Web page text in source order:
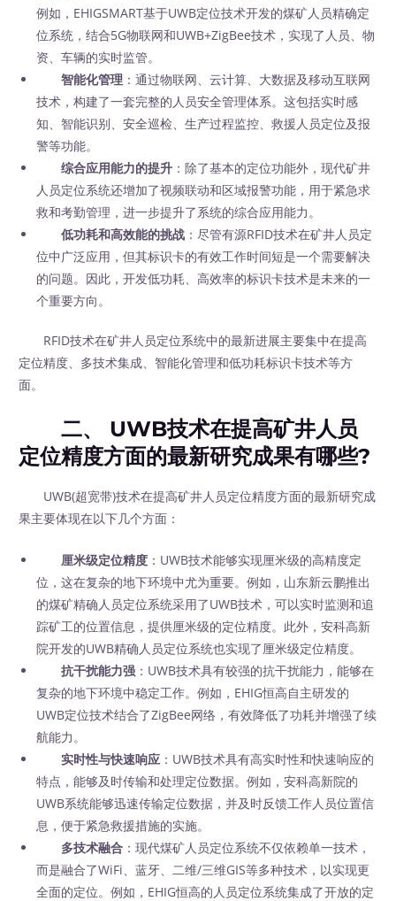
例如，EHIGSMART基于UWB定位技术开发的煤矿人员精确定
位系统，结合5G物联网和UWB+ZigBee技术，实现了人员、物
资、车辆的实时监管。
智能化管理 ：通过物联网、云计算、大数据及移动互联网
技术，构建了一套完整的人员安全管理体系。这包括实时感
知、智能识别、安全巡检、生产过程监控、救援人员定位及报
警等功能。
综合应用能力的提升 ：除了基本的定位功能外，现代矿井
人员定位系统还增加了视频联动和区域报警功能，用于紧急求
救和考勤管理，进一步提升了系统的综合应用能力。
低功耗和高效能的挑战 ：尽管有源RFID技术在矿井人员定
位中广泛应用，但其标识卡的有效工作时间短是一个需要解决
的问题。因此，开发低功耗、高效率的标识卡技术是未来的一
个重要方向。
RFID技术在矿井人员定位系统中的最新进展主要集中在提高
定位精度、多技术集成、智能化管理和低功耗标识卡技术等方
面。
二、 UWB技术在提高矿井人员
定位精度方面的最新研究成果有哪些?
UWB(超宽带)技术在提高矿井人员定位精度方面的最新研究成
果主要体现在以下几个方面：
厘米级定位精度 ：UWB技术能够实现厘米级的高精度定
位，这在复杂的地下环境中尤为重要。例如，山东新云鹏推出
的煤矿精确人员定位系统采用了UWB技术，可以实时监测和追
踪矿工的位置信息，提供厘米级的定位精度。此外，安科高新
院开发的UWB精确人员定位系统也实现了厘米级定位精度。
抗干扰能力强 ：UWB技术具有较强的抗干扰能力，能够在
复杂的地下环境中稳定工作。例如，EHIG恒高自主研发的
UWB定位技术结合了ZigBee网络，有效降低了功耗并增强了续
航能力。
实时性与快速响应 ：UWB技术具有高实时性和快速响应的
特点，能够及时传输和处理定位数据。例如，安科高新院的
UWB系统能够迅速传输定位数据，并及时反馈工作人员位置信
息，便于紧急救援措施的实施。
多技术融合 ：现代煤矿人员定位系统不仅依赖单一技术，
而是融合了WiFi、蓝牙、二维/三维GIS等多种技术，以实现更
全面的定位。例如，EHIG恒高的人员定位系统集成了开放的定